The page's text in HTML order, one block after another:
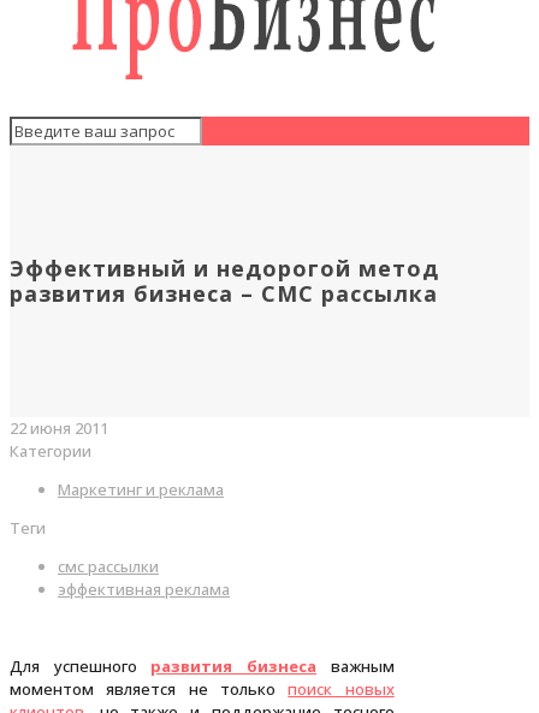
Эффективный и недорогой метод
развития бизнеса – СМС рассылка
22 июня 2011
Категории
Маркетинг и реклама
Теги
смс рассылки
эффективная реклама
Для успешного развития бизнеса важным
моментом является не толькопоиск новых